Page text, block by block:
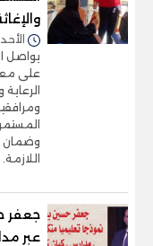
الأحد 12/يوليو/2026 - 04:33 م
يواصل
على
وضمان
جعفر
عبر